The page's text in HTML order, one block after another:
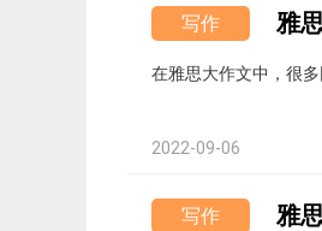
写作 雅
在雅思大作文中，很
2022-09-06
写作 雅